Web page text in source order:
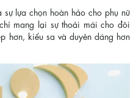
sự lựa chọn hoàn hảo cho phụ nữ
mang lại sự thoải mái cho đôi
hơn, kiểu sa và duyên dáng hơn